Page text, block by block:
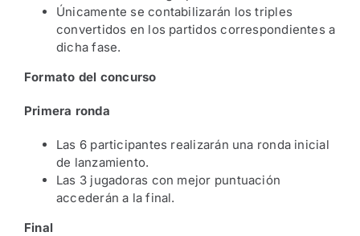
Únicamente se contabilizarán los triples
convertidos en los partidos correspondientes a
dicha fase.
Formato del concurso
Primera ronda
Las 6 participantes realizarán una ronda inicial
de lanzamiento.
Las 3 jugadoras con mejor puntuación
accederán a la final.
Final